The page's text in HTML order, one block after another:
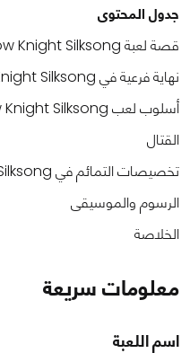
جدول المحتوى
قصة لعبة Hollow Knight Silksong
نهاية فرعية في Hollow Knight Silksong
أسلوب لعب Hollow Knight Silksong
القتال
تخصيصات التمائم في Hollow Knight Silksong
الرسوم والموسيقى
الخلاصة
معلومات سريعة
اسم اللعبة